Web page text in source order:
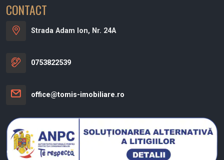
CONTACT
Strada Adam Ion, Nr. 24A
0753822539
office@tomis-imobiliare.ro